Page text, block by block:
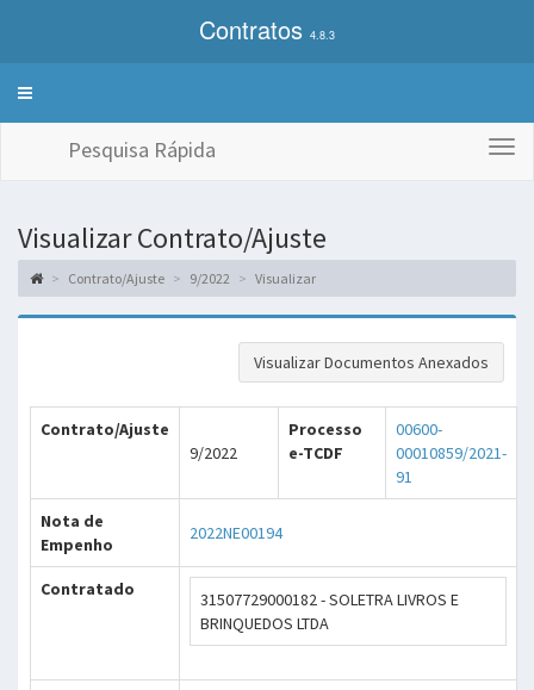
Contratos 4.8.3
Alterna
Pesquisa Rápida
Visualizar Contrato/Ajuste
Contrato/Ajuste 9/2022 Visualizar
Visualizar Documentos Anexados
Contrato/Ajuste
9/2022
Processo
e-TCDF
00600-
00010859/2021-
91
Nota de
Empenho
2022NE00194
Contratado
31507729000182 - SOLETRA LIVROS E
BRINQUEDOS LTDA